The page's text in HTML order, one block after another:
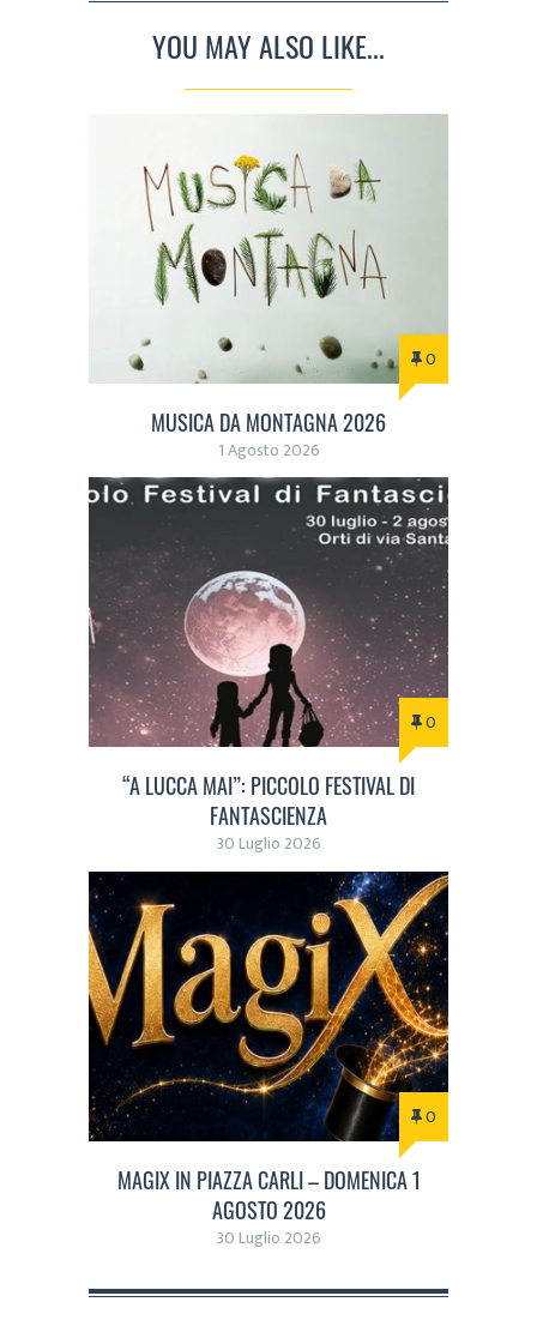
YOU MAY ALSO LIKE...
0
MUSICA DA MONTAGNA 2026
1 Agosto 2026
0
“A LUCCA MAI”: PICCOLO FESTIVAL DI
FANTASCIENZA
30 Luglio 2026
0
MAGIX IN PIAZZA CARLI – DOMENICA 1
AGOSTO 2026
30 Luglio 2026